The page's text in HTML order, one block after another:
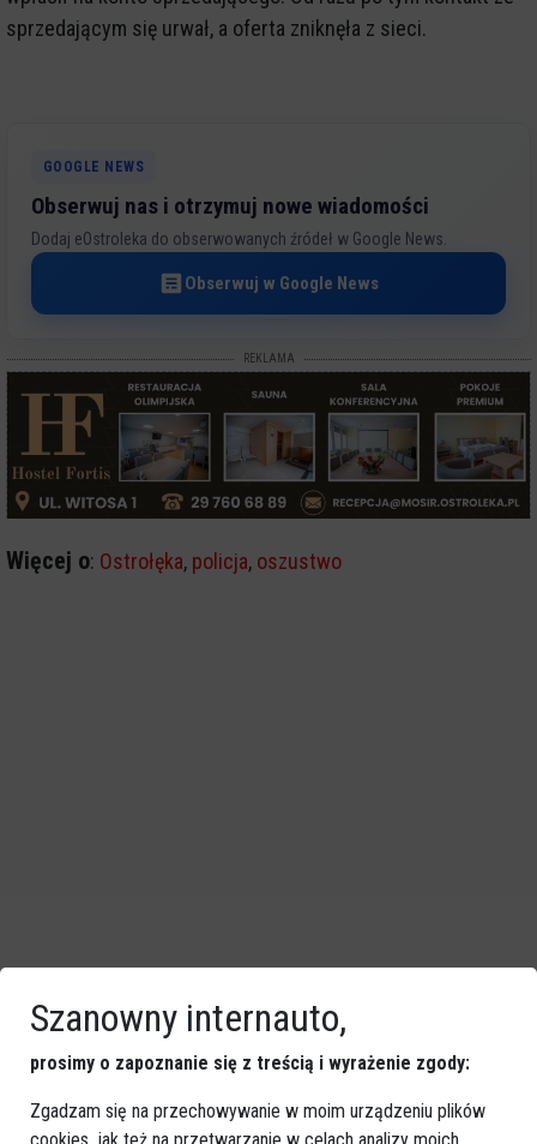
sprzedającym się urwał, a oferta zniknęła z sieci.
GOOGLE NEWS
Obserwuj nas i otrzymuj nowe wiadomości
Dodaj eOstroleka do obserwowanych źródeł w Google News.
Obserwuj w Google News
REKLAMA
Więcej o: Ostrołęka, policja, oszustwo
Szanowny internauto,
prosimy o zapoznanie się z treścią i wyrażenie zgody:
Zgadzam się na przechowywanie w moim urządzeniu plików